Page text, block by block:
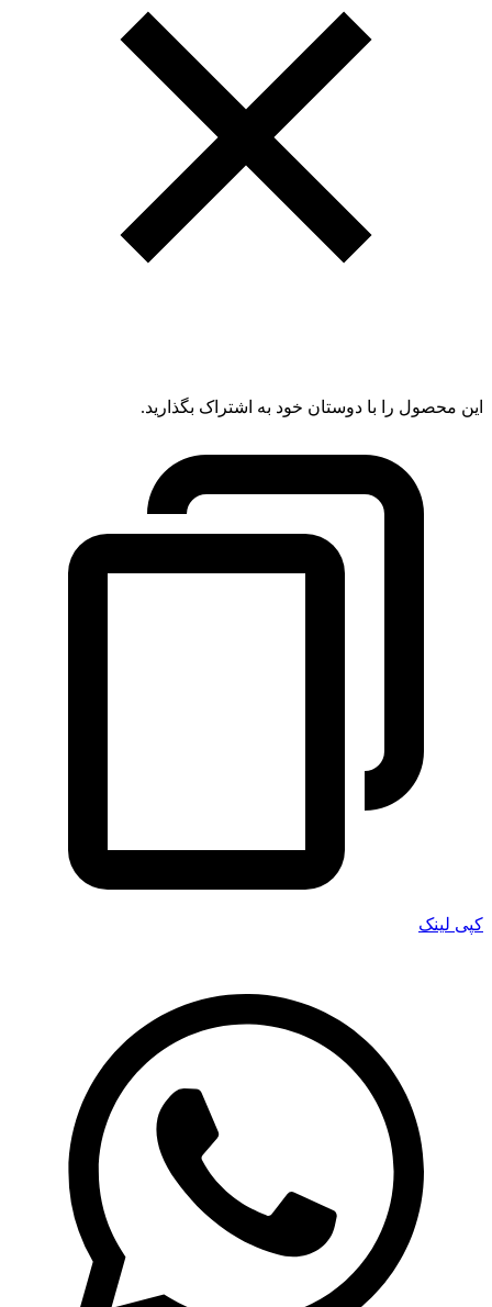
این محصول را با دوستان خود به اشتراک بگذارید.
کپی لینک